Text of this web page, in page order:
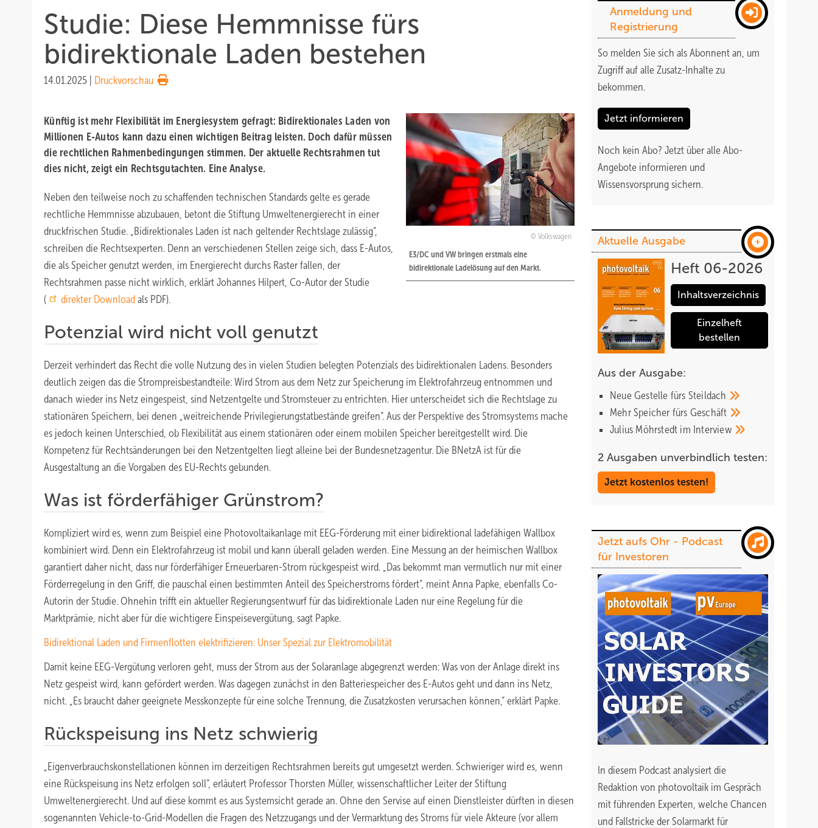
Studie: Diese Hemmnisse fürs
bidirektionale Laden bestehen
14.01.2025 Druckvorschau
Volkswagen
E3/DC und VW bringen erstmals eine
bidirektionale Ladelösung auf den Markt.
Künftig ist mehr Flexibilität im Energiesystem gefragt: Bidirektionales Laden von
Millionen E-Autos kann dazu einen wichtigen Beitrag leisten. Doch dafür müssen
die rechtlichen Rahmenbedingungen stimmen. Der aktuelle Rechtsrahmen tut
dies nicht, zeigt ein Rechtsgutachten. Eine Analyse.
Neben den teilweise noch zu schaffenden technischen Standards gelte es gerade
rechtliche Hemmnisse abzubauen, betont die Stiftung Umweltenergierecht in einer
druckfrischen Studie. „Bidirektionales Laden ist nach geltender Rechtslage zulässig“,
schreiben die Rechtsexperten. Denn an verschiedenen Stellen zeige sich, dass E-Autos,
die als Speicher genutzt werden, im Energierecht durchs Raster fallen, der
Rechtsrahmen passe nicht wirklich, erklärt Johannes Hilpert, Co-Autor der Studie
(
direkter Download als PDF).
Potenzial wird nicht voll genutzt
Derzeit verhindert das Recht die volle Nutzung des in vielen Studien belegten Potenzials des bidirektionalen Ladens. Besonders
deutlich zeigen das die Strompreisbestandteile: Wird Strom aus dem Netz zur Speicherung im Elektrofahrzeug entnommen und
danach wieder ins Netz eingespeist, sind Netzentgelte und Stromsteuer zu entrichten. Hier unterscheidet sich die Rechtslage zu
stationären Speichern, bei denen „weitreichende Privilegierungstatbestände greifen“. Aus der Perspektive des Stromsystems mache
es jedoch keinen Unterschied, ob Flexibilität aus einem stationären oder einem mobilen Speicher bereitgestellt wird. Die
Kompetenz für Rechtsänderungen bei den Netzentgelten liegt alleine bei der Bundesnetzagentur. Die BNetzA ist für die
Ausgestaltung an die Vorgaben des EU-Rechts gebunden.
Was ist förderfähiger Grünstrom?
Kompliziert wird es, wenn zum Beispiel eine Photovoltaikanlage mit EEG-Förderung mit einer bidirektional ladefähigen Wallbox
kombiniert wird. Denn ein Elektrofahrzeug ist mobil und kann überall geladen werden. Eine Messung an der heimischen Wallbox
garantiert daher nicht, dass nur förderfähiger Erneuerbaren-Strom rückgespeist wird. „Das bekommt man vermutlich nur mit einer
Förderregelung in den Griff, die pauschal einen bestimmten Anteil des Speicherstroms fördert“, meint Anna Papke, ebenfalls Co-
Autorin der Studie. Ohnehin trifft ein aktueller Regierungsentwurf für das bidirektionale Laden nur eine Regelung für die
Marktprämie, nicht aber für die wichtigere Einspeisevergütung, sagt Papke.
Bidirektional Laden und Firmenflotten elektrifizieren: Unser Spezial zur Elektromobilität
Damit keine EEG-Vergütung verloren geht, muss der Strom aus der Solaranlage abgegrenzt werden: Was von der Anlage direkt ins
Netz gespeist wird, kann gefördert werden. Was dagegen zunächst in den Batteriespeicher des E-Autos geht und dann ins Netz,
nicht. „Es braucht daher geeignete Messkonzepte für eine solche Trennung, die Zusatzkosten verursachen können,“ erklärt Papke.
Rückspeisung ins Netz schwierig
„Eigenverbrauchskonstellationen können im derzeitigen Rechtsrahmen bereits gut umgesetzt werden. Schwieriger wird es, wenn
eine Rückspeisung ins Netz erfolgen soll“, erläutert Professor Thorsten Müller, wissenschaftlicher Leiter der Stiftung
Umweltenergierecht. Und auf diese kommt es aus Systemsicht gerade an. Ohne den Servise auf einen Dienstleister dürften in diesen
sogenannten Vehicle-to-Grid-Modellen die Fragen des Netzzugangs und der Vermarktung des Stroms für viele Akteure (vor allem
Anmeldung und
Registrierung
So melden Sie sich als Abonnent an, um
Zugriff auf alle Zusatz-Inhalte zu
bekommen.
Jetzt informieren
Noch kein Abo? Jetzt über alle Abo-
Angebote informieren und
Wissensvorsprung sichern.
Aktuelle Ausgabe
Heft 06-2026
Inhaltsverzeichnis
Einzelheft
bestellen
Aus der Ausgabe:
Neue Gestelle fürs Steildach
Mehr Speicher fürs Geschäft
Julius Möhrstedt im Interview
2 Ausgaben unverbindlich testen:
Jetzt kostenlos testen!
Jetzt aufs Ohr - Podcast
für Investoren
In diesem Podcast analysiert die
Redaktion von photovoltaik im Gespräch
mit führenden Experten, welche Chancen
und Fallstricke der Solarmarkt für